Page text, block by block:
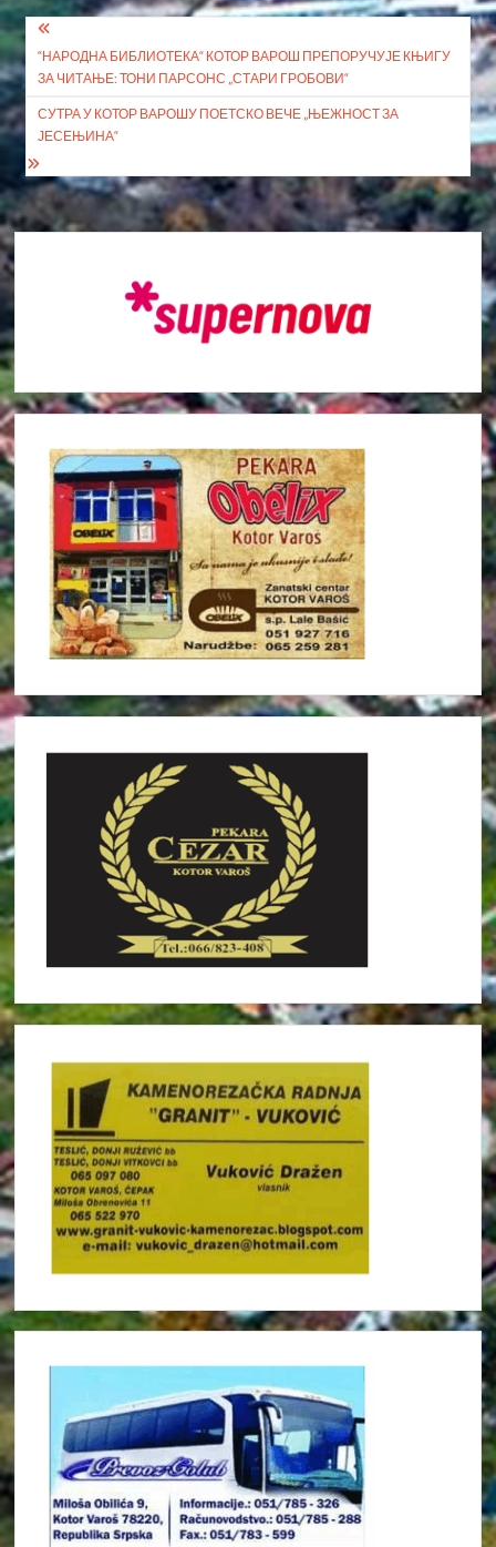
Кретање
чланка
“НАРОДНА БИБЛИОТЕКА“ КОТОР ВАРОШ ПРЕПОРУЧУЈЕ КЊИГУ
ЗА ЧИТАЊЕ: ТОНИ ПАРСОНС „СТАРИ ГРОБОВИ“
СУТРА У КОТОР ВАРОШУ ПОЕТСКО ВЕЧЕ „ЊЕЖНОСТ ЗА
ЈЕСЕЊИНА“